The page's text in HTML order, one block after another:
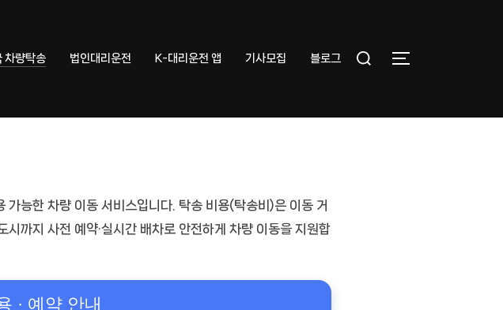
차량탁송 법인대리운전 K-대리운전 앱 기사모집 블로그
Search
TOGGLE
가능한 차량 이동 서비스입니다. 탁송 비용(탁송비)은 이동 거
시까지 사전 예약·실시간 배차로 안전하게 차량 이동을 지원합
· 예약 안내